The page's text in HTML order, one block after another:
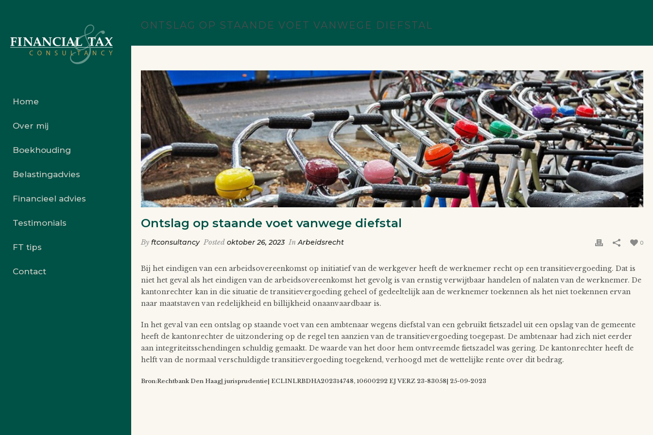
Home
Over mij
Boekhouding
Belastingadvies
Financieel advies
Testimonials
FT tips
Contact
ONTSLAG OP STAANDE VOET VANWEGE DIEFSTAL
Ontslag op staande voet vanwege diefstal
By ftconsultancy Posted oktober 26, 2023 InArbeidsrecht 0
Bij het eindigen van een arbeidsovereenkomst op initiatief van de werkgever heeft de werknemer recht op een transitievergoeding. Dat is
niet het geval als het eindigen van de arbeidsovereenkomst het gevolg is van ernstig verwijtbaar handelen of nalaten van de werknemer. De
kantonrechter kan in die situatie de transitievergoeding geheel of gedeeltelijk aan de werknemer toekennen als het niet toekennen ervan
naar maatstaven van redelijkheid en billijkheid onaanvaardbaar is.
In het geval van een ontslag op staande voet van een ambtenaar wegens diefstal van een gebruikt fietszadel uit een opslag van de gemeente
heeft de kantonrechter de uitzondering op de regel ten aanzien van de transitievergoeding toegepast. De ambtenaar had zich niet eerder
aan integriteitsschendingen schuldig gemaakt. De waarde van het door hem ontvreemde fietszadel was gering. De kantonrechter heeft de
helft van de normaal verschuldigde transitievergoeding toegekend, verhoogd met de wettelijke rente over dit bedrag.
Bron:Rechtbank Den Haag| jurisprudentie| ECLINLRBDHA202314748, 10600292 EJ VERZ 23-83058| 25-09-2023